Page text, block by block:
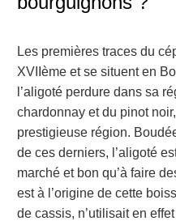
Les premières traces du
XVIIème et se situent en
l’aligoté perdure dans sa
chardonnay et du pinot
prestigieuse région.
de ces derniers, l’aligoté
marché et bon qu’à faire
est à l’origine de cette
de cassis, n’utilisait en